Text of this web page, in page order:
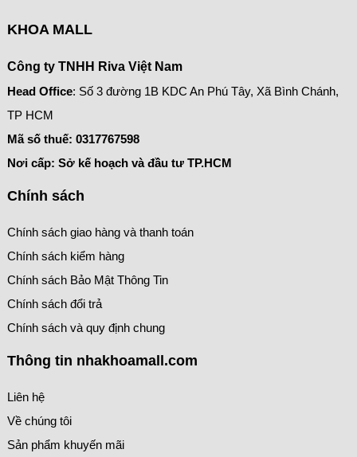
KHOA MALL
Công ty TNHH Riva Việt Nam
Head Office: Số 3 đường 1B KDC An Phú Tây, Xã Bình Chánh,
TP HCM
Mã số thuế: 0317767598
Nơi cấp: Sở kế hoạch và đầu tư TP.HCM
Chính sách
Chính sách giao hàng và thanh toán
Chính sách kiểm hàng
Chính sách Bảo Mật Thông Tin
Chính sách đổi trả
Chính sách và quy định chung
Thông tin nhakhoamall.com
Liên hệ
Về chúng tôi
Sản phẩm khuyến mãi